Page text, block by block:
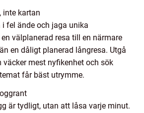
inte kartan
fel ände och jaga unika
välplanerad resa till en närmare
en dåligt planerad långresa. Utgå
mest nyfikenhet och sök
får bäst utrymme.
är tydligt, utan att låsa varje minut.